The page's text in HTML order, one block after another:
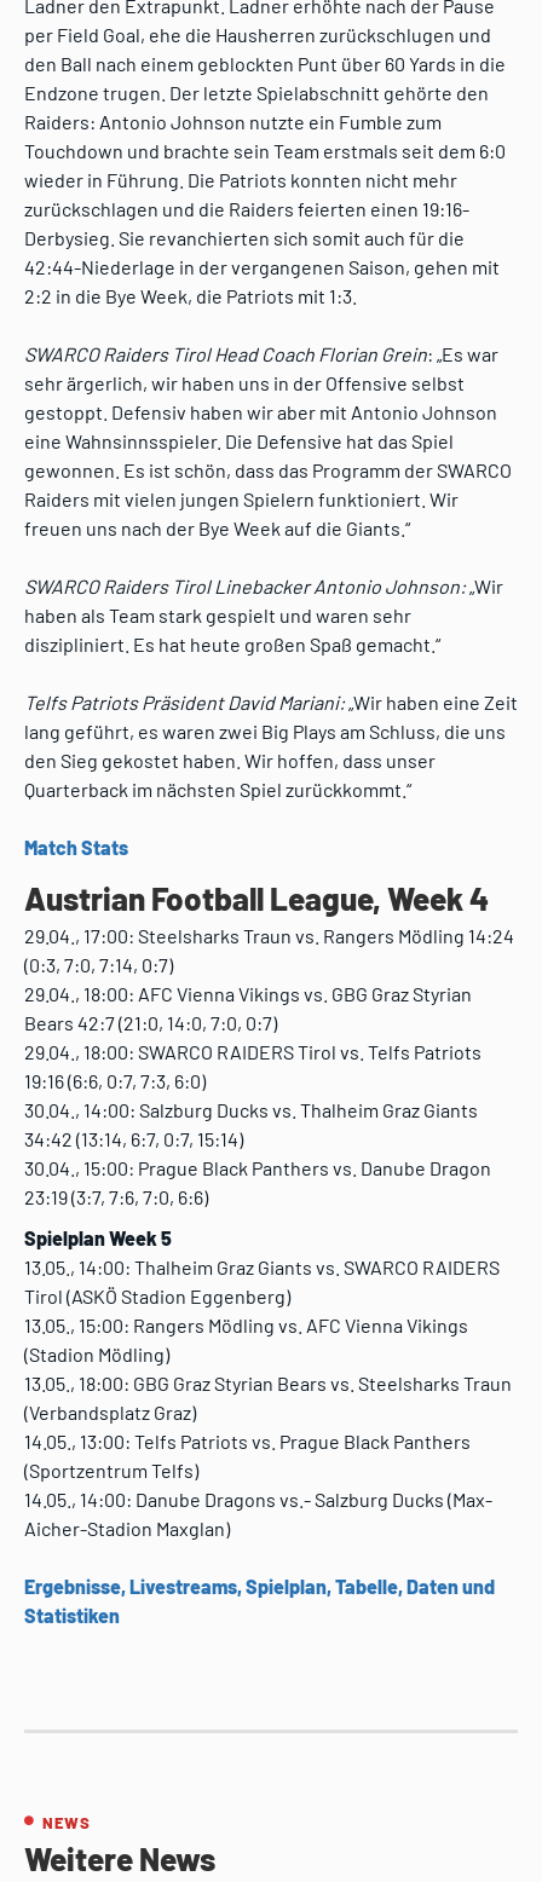
Ladner den Extrapunkt. Ladner erhöhte nach der Pause
per Field Goal, ehe die Hausherren zurückschlugen und
den Ball nach einem geblockten Punt über 60 Yards in die
Endzone trugen. Der letzte Spielabschnitt gehörte den
Raiders: Antonio Johnson nutzte ein Fumble zum
Touchdown und brachte sein Team erstmals seit dem 6:0
wieder in Führung. Die Patriots konnten nicht mehr
zurückschlagen und die Raiders feierten einen 19:16-
Derbysieg. Sie revanchierten sich somit auch für die
42:44-Niederlage in der vergangenen Saison, gehen mit
2:2 in die Bye Week, die Patriots mit 1:3.
SWARCO Raiders Tirol Head Coach Florian Grein: „Es war
sehr ärgerlich, wir haben uns in der Offensive selbst
gestoppt. Defensiv haben wir aber mit Antonio Johnson
eine Wahnsinnsspieler. Die Defensive hat das Spiel
gewonnen. Es ist schön, dass das Programm der SWARCO
Raiders mit vielen jungen Spielern funktioniert. Wir
freuen uns nach der Bye Week auf die Giants.“
SWARCO Raiders Tirol Linebacker Antonio Johnson:„Wir
haben als Team stark gespielt und waren sehr
diszipliniert. Es hat heute großen Spaß gemacht.“
Telfs Patriots Präsident David Mariani:„Wir haben eine Zeit
lang geführt, es waren zwei Big Plays am Schluss, die uns
den Sieg gekostet haben. Wir hoffen, dass unser
Quarterback im nächsten Spiel zurückkommt.“
Match Stats
Austrian Football League, Week 4
29.04., 17:00: Steelsharks Traun vs. Rangers Mödling 14:24
(0:3, 7:0, 7:14, 0:7)
29.04., 18:00: AFC Vienna Vikings vs. GBG Graz Styrian
Bears 42:7 (21:0, 14:0, 7:0, 0:7)
29.04., 18:00: SWARCO RAIDERS Tirol vs. Telfs Patriots
19:16 (6:6, 0:7, 7:3, 6:0)
30.04., 14:00: Salzburg Ducks vs. Thalheim Graz Giants
34:42 (13:14, 6:7, 0:7, 15:14)
30.04., 15:00: Prague Black Panthers vs. Danube Dragon
23:19 (3:7, 7:6, 7:0, 6:6)
Spielplan Week 5
13.05., 14:00: Thalheim Graz Giants vs. SWARCO RAIDERS
Tirol (ASKÖ Stadion Eggenberg)
13.05., 15:00: Rangers Mödling vs. AFC Vienna Vikings
(Stadion Mödling)
13.05., 18:00: GBG Graz Styrian Bears vs. Steelsharks Traun
(Verbandsplatz Graz)
14.05., 13:00: Telfs Patriots vs. Prague Black Panthers
(Sportzentrum Telfs)
14.05., 14:00: Danube Dragons vs.- Salzburg Ducks (Max-
Aicher-Stadion Maxglan)
Ergebnisse, Livestreams, Spielplan, Tabelle, Daten und
Statistiken
NEWS
Weitere News